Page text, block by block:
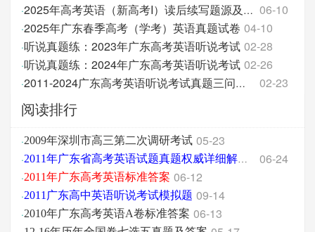
· 2025年高考英语（新高考I）读后续写题源及翻译 06-10
·2025年广东春季高考（学考）英语真题试卷 04-10
·听说真题练：2023年广东高考英语听说考试 02-28
·听说真题练：2024年广东高考英语听说考试 02-26
· 2011-2024广东高考英语听说考试真题三问汇总 02-23
阅读排行
·2009年深圳市高三第二次调研考试 05-23
· 2011年广东省高考英语试题真题权威详细解析版 06-24
·2011年广东高考英语标准答案 06-12
·2011广东高中英语听说考试模拟题 09-14
·2010年广东高考英语A卷标准答案 06-13